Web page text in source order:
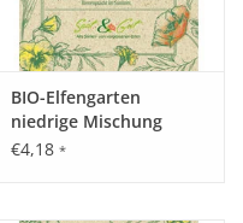
ca. 10 - 20 Tagen.
BIO-Elfengarten
niedrige Mischung
€4,18 *